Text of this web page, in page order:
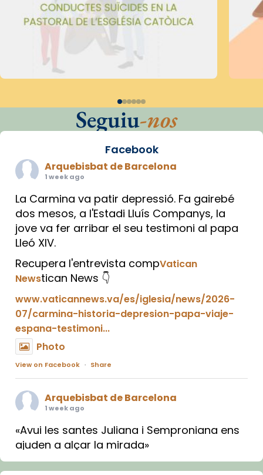
Seguiu-nos
Facebook
Arquebisbat de Barcelona
1 week ago
La Carmina va patir depressió. Fa gairebé
dos mesos, a l'Estadi Lluís Companys, la
jove va fer arribar el seu testimoni al papa
Lleó XIV.
Recupera l'entrevista compVatican
Newstican News 👇
www.vaticannews.va/es/iglesia/news/2026-
07/carmina-historia-depresion-papa-viaje-
espana-testimoni...
Photo
View on Facebook · Share
Arquebisbat de Barcelona
1 week ago
«Avui les santes Juliana i Semproniana ens
ajuden a alçar la mirada»
Mons. Sergi Gordo, bisbe de Tortosa, ha